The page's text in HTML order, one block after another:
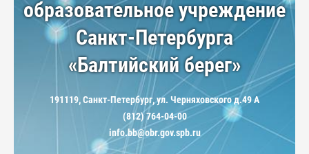
образовательное учреждение
Санкт-Петербурга
«Балтийский берег»
191119, Санкт-Петербург, ул. Черняховского д.49 А
(812) 764-04-00
info.bb@obr.gov.spb.ru